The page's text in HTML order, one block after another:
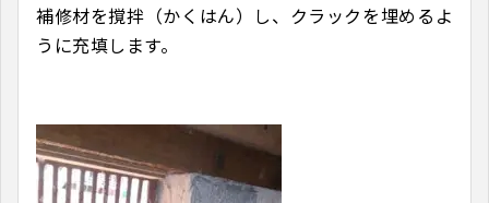
補修材を撹拌（かくはん）し、クラックを埋めるよ
うに充填します。